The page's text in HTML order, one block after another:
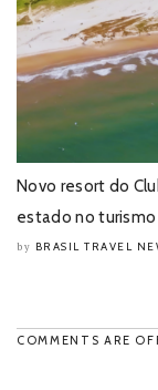
Novo resort do
estado no
by BRASIL TRAVEL
COMMENTS ARE